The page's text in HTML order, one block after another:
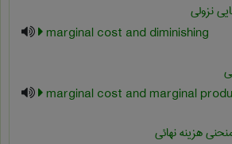
نزولی
marginal cost and diminishing
marginal cost and marginal
هزینه نهائی